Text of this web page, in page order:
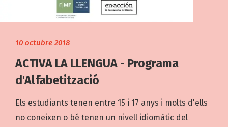
10 octubre 2018
ACTIVA LA LLENGUA - Programa
d'Alfabetització
Els estudiants tenen entre 15 i 17 anys i molts d'ells
no coneixen o bé tenen un nivell idiomàtic del